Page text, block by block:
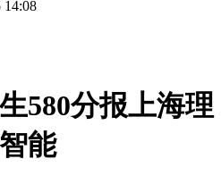
14:08
580分报上海理
能